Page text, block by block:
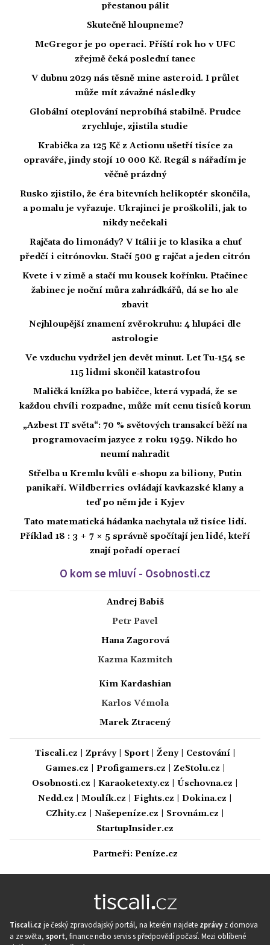
přestanou pálit
Skutečně hloupneme?
McGregor je po operaci. Příští rok ho v UFC
zřejmě čeká poslední tanec
V dubnu 2029 nás těsně mine asteroid. I průlet
může mít závažné následky
Globální oteplování neprobíhá stabilně. Prudce
zrychluje, zjistila studie
Krabička za 125 Kč z Actionu ušetří tisíce za
opraváře, jindy stojí 10 000 Kč. Regál s nářadím je
věčně prázdný
Rusko zjistilo, že éra bitevních helikoptér skončila,
a pomalu je vyřazuje. Ukrajinci je proškolili, jak to
nikdy nečekali
Rajčata do limonády? V Itálii je to klasika a chuť
předčí i citrónovku. Stačí 500 g rajčat a jeden citrón
Kvete i v zimě a stačí mu kousek kořínku. Ptačinec
žabinec je noční můra zahrádkářů, dá se ho ale
zbavit
Nejhloupější znamení zvěrokruhu: 4 hlupáci dle
astrologie
Ve vzduchu vydržel jen devět minut. Let Tu-154 se
115 lidmi skončil katastrofou
Maličká knížka po babičce, která vypadá, že se
každou chvíli rozpadne, může mít cenu tisíců korun
„Azbest IT světa“: 70 % světových transakcí běží na
programovacím jazyce z roku 1959. Nikdo ho
neumí nahradit
Střelba u Kremlu kvůli e-shopu za biliony, Putin
panikaří. Wildberries ovládají kavkazské klany a
teď po něm jde i Kyjev
Tato matematická hádanka nachytala už tisíce lidí.
Příklad 18 : 3 + 7 × 5 správně spočítají jen lidé, kteří
znají pořadí operací
O kom se mluví - Osobnosti.cz
Andrej Babiš
Petr Pavel
Hana Zagorová
Kazma Kazmitch
Kim Kardashian
Karlos Vémola
Marek Ztracený
Tiscali.cz Zprávy| Sport| Ženy| Cestování|
Games.cz
Profigamers.cz ZeStolu.cz
Osobnosti.cz
Karaoketexty.cz Úschovna.cz
Nedd.cz
Moulík.cz Fights.cz Dokina.cz
CZhity.cz
Našepeníze.cz Srovnám.cz
StartupInsider.cz
Partneři: Peníze.cz
Tiscali.cz je český zpravodajský portál, na kterém najdete zprávy z domova
a ze světa, sport, finance nebo servis s předpovědí počasí. Mezi oblíbené